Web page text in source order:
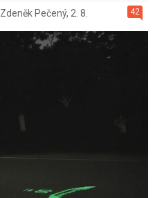
42
Zdeněk Pečený, 2. 8.